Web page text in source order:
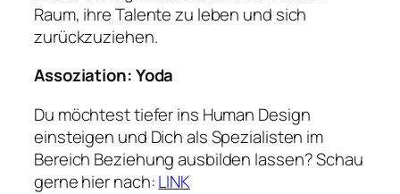
Raum, ihre Talente zu leben und sich
zurückzuziehen.
Assoziation: Yoda
Du möchtest tiefer ins Human Design
einsteigen und Dich als Spezialisten im
Bereich Beziehung ausbilden lassen? Schau
gerne hier nach:LINK